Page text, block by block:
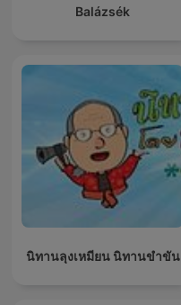
Balázsék
นิทานลุงเหมียน นิทานขำขัน